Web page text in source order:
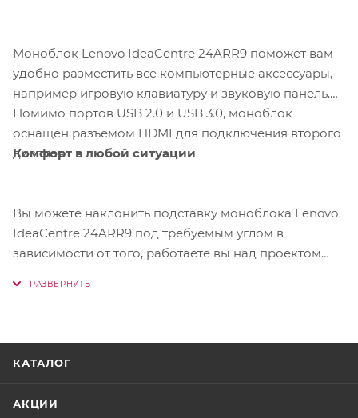
Моноблок Lenovo IdeaCentre 24ARR9 поможет вам
удобно разместить все компьютерные аксессуары,
например игровую клавиатуру и звуковую панель.
Помимо портов USB 2.0 и USB 3.0, моноблок
оснащен разъемом HDMI для подключения второго
дисплея.
Комфорт в любой ситуации
Вы можете наклонить подставку моноблока Lenovo
IdeaCentre 24ARR9 под требуемым углом в
зависимости от того, работаете вы над проектом
КАТАЛОГ
АКЦИИ